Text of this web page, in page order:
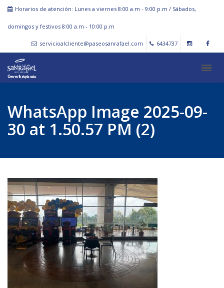
Horarios de atención: Lunes a viernes 8:00 a.m - 9:00 p.m / Sábados,
domingos y festivos 8:00 a.m - 10:00 p.m
servicioalcliente@paseosanrafael.com 6434737
WhatsApp Image 2025-09-
30 at 1.50.57 PM (2)